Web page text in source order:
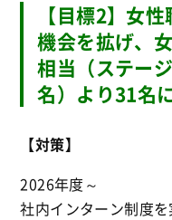
【目標2】女
機会を拡げ、
相当（ステー
名）より31名
【対策】
2026年度～
社内インターン制度